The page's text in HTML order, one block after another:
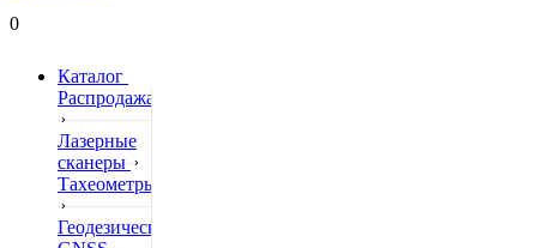
0
Каталог
Распродажа
Лазерные
сканеры
Тахеометры
Геодезические